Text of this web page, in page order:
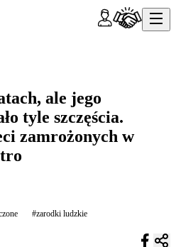
ale jego
tyle szczęścia.
zamrożonych w
#zarodki ludzkie